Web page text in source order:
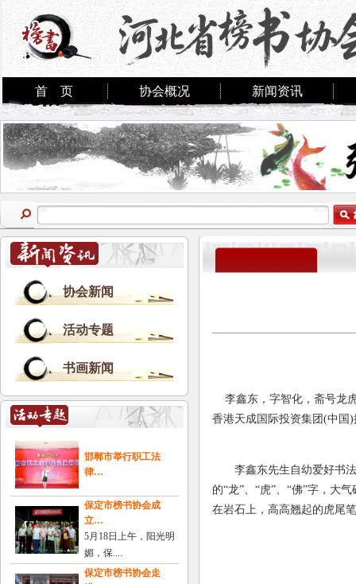
首 页 协会概况 新闻资讯
协会新闻
活动专题
书画新闻
邯郸市举行职工法
律…
保定市榜书协会成
立…
5月18日上午，阳光明
媚，保....
保定市榜书协会走
李鑫东，字智化，斋号龙
香港天成国际投资集团(中国
李鑫东先生自幼爱好书法
的“龙”、“虎”、“佛”字，大
在岩石上，高高翘起的虎尾